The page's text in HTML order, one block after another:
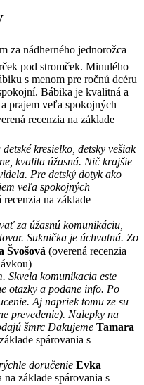
nádherného jednorožca
pod stromček. Minulého
s menom pre ročnú dcéru
Bábika je kvalitná a
prajem veľa spokojných
recenzia na základe
kresielko, detsky vešiak
kvalita úžasná. Nič krajšie
Pre detský dotyk ako
veľa spokojných
recenzia na základe
za úžasnú komunikáciu,
Suknička je úchvatná. Zo
Švošová (overená recenzia
Skvela komunikacia este
otazky a podane info. Po
Aj napriek tomu ze su
prevedenie). Nalepky na
šmrc Dakujeme Tamara
spárovania s
doručenie Evka
na základe spárovania s